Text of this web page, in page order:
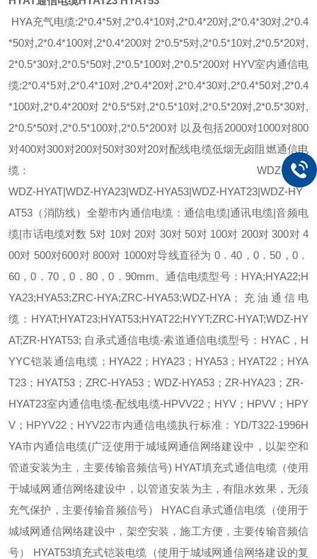
HYA充气电缆:2*0.4*5对,2*0.4*10对,2*0.4*20对,2*0.4*30对,2*0.4
*50对,2*0.4*100对,2*0.4*200对 2*0.5*5对,2*0.5*10对,2*0.5*20对,
2*0.5*30对,2*0.5*50对,2*0.5*100对,2*0.5*200对 HYV室内通信电
缆:2*0.4*5对,2*0.4*10对,2*0.4*20对,2*0.4*30对,2*0.4*50对,2*0.4
*100对,2*0.4*200对 2*0.5*5对,2*0.5*10对,2*0.5*20对,2*0.5*30对,
2*0.5*50对,2*0.5*100对,2*0.5*200对 以及包括2000对1000对800
对400对300对200对50对30对20对配线电缆低烟无卤阻燃通信电
缆： WDZ-HYA|
WDZ-HYAT|WDZ-HYA23|WDZ-HYA53|WDZ-HYAT23|WDZ-HY
AT53（消防线）全塑市内通信电缆：通信电缆|通讯电缆|音频电
缆|市话电缆对数 5对 10对 20对 30对 50对 100对 200对 300对 4
00对 500对600对 800对 1000对导线直径为 0．40，0．50，0．
60，0．70，0．80，0．90mm。通信电缆型号：HYA;HYA22;H
YA23;HYA53;ZRC-HYA;ZRC-HYA53;WDZ-HYA；充油通信电
缆：HYAT;HYAT23;HYAT53;HYAT22;HYYT;ZRC-HYAT;WDZ-HY
AT;ZR-HYAT53; 自承式通信电缆-索道通信电缆型号：HYAC，H
YYC铠装通信电缆；HYA22；HYA23；HYA53；HYAT22；HYA
T23；HYAT53；ZRC-HYA53；WDZ-HYA53；ZR-HYA23；ZR-
HYAT23室内通信电缆-配线电缆-HPVV22；HYV；HPVV；HPY
V；HPYV22；HYV22市内通信电缆执行标准：YD/T322-1996H
YA市内通信电缆(广泛使用于城域网通信网络建设中，以架空和
管道安装为主，主要传输音频信号) HYAT填充式通信电缆（使用
于城域网通信网络建设中，以管道安装为主，有阻水效果，无须
充气保护，主要传输音频信号） HYAC自承式通信电缆（使用于
城域网通信网络建设中，架空安装，施工方便，主要传输音频信
号） HYAT53填充式铠装电缆（使用于城域网通信网络建设的复